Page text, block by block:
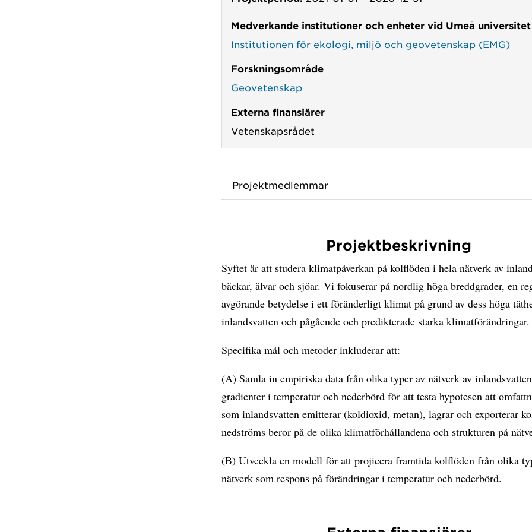
Medverkande institutioner och enheter vid Umeå universitet
Institutionen för ekologi, miljö och geovetenskap (EMG)
Forskningsområde
Geovetenskap
Externa finansiärer
Vetenskapsrådet
Projektmedlemmar
Projektbeskrivning
Syftet är att studera klimatpåverkan på kolflöden i hela nätverk av
bäckar, älvar och sjöar. Vi fokuserar på nordlig höga breddgrader, en
avgörande betydelse i ett föränderligt klimat på grund av dess höga
inlandsvatten och pågående och predikterade starka klimatförändringar.
Specifika mål och metoder inkluderar att:
(A) Samla in empiriska data från olika typer av nätverk av
gradienter i temperatur och nederbörd för att testa hypotesen att
som inlandsvatten emitterar (koldioxid, metan), lagrar och exporterar
nedströms beror på de olika klimatförhållandena och strukturen på
(B) Utveckla en modell för att projicera framtida kolflöden från olika
nätverk som respons på förändringar i temperatur och nederbörd.